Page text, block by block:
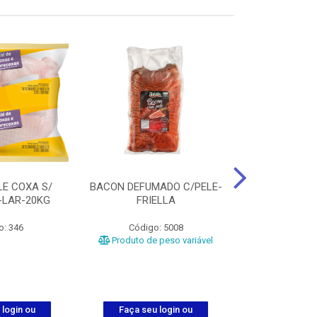
COXA S/
20KG
346
login ou
BACON DEFUMADO C/PELE-
FRIELLA
Código: 5008
Produto de peso variável
Faça seu login ou